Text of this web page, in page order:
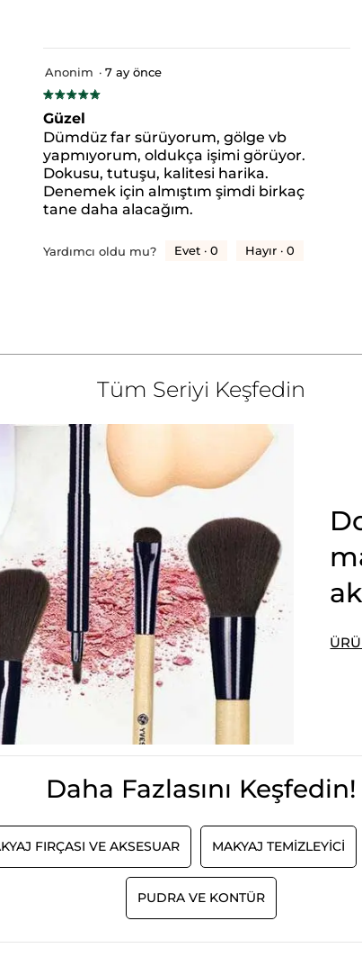
yıldızlı 1 yorum.
yıldızlı yorumları filtrelemek için seçin.
yıldızlı 0 yorum.
yıldızlı yorumları filtrelemek için seçin.
★★★★★
★★★★★
yıldız.
Anonim · 7 ay önce
Güzel
Dümdüz far sürüyorum, gölge vb
yapmıyorum, oldukça işimi görüyor.
Dokusu, tutuşu, kalitesi harika.
Denemek için almıştım şimdi birkaç
tane daha alacağım.
Yardımcı oldu mu? Evet · 0 Hayır · 0
Tüm Seriyi Keşfedin
Daha Fazlasını Keşfedin!
FIRÇASI VE AKSESUAR MAKYAJ TEMIZLEYICI
PUDRA VE KONTÜR